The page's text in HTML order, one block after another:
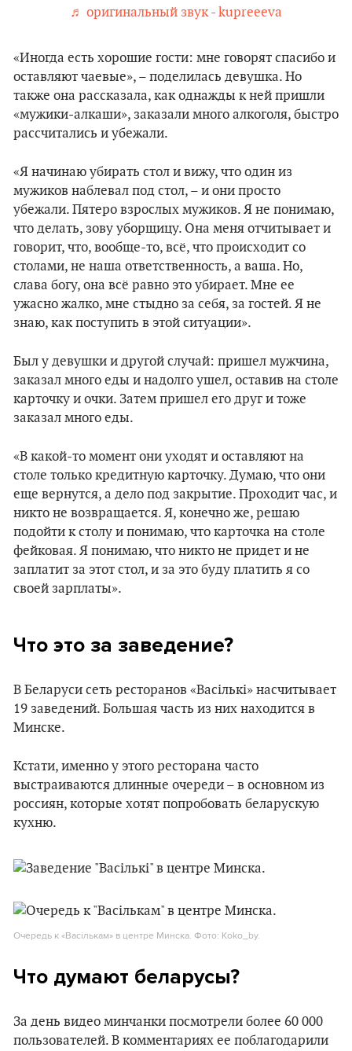
♬ оригинальный звук - kupreeeva
«Иногда есть хорошие гости: мне говорят спасибо и
оставляют чаевые», – поделилась девушка. Но
также она рассказала, как однажды к ней пришли
«мужики-алкаши», заказали много алкоголя, быстро
рассчитались и убежали.
«Я начинаю убирать стол и вижу, что один из
мужиков наблевал под стол, – и они просто
убежали. Пятеро взрослых мужиков. Я не понимаю,
что делать, зову уборщицу. Она меня отчитывает и
говорит, что, вообще-то, всё, что происходит со
столами, не наша ответственность, а ваша. Но,
слава богу, она всё равно это убирает. Мне ее
ужасно жалко, мне стыдно за себя, за гостей. Я не
знаю, как поступить в этой ситуации».
Был у девушки и другой случай: пришел мужчина,
заказал много еды и надолго ушел, оставив на столе
карточку и очки. Затем пришел его друг и тоже
заказал много еды.
«В какой-то момент они уходят и оставляют на
столе только кредитную карточку. Думаю, что они
еще вернутся, а дело под закрытие. Проходит час, и
никто не возвращается. Я, конечно же, решаю
подойти к столу и понимаю, что карточка на столе
фейковая. Я понимаю, что никто не придет и не
заплатит за этот стол, и за это буду платить я со
своей зарплаты».
Что это за заведение?
В Беларуси сеть ресторанов «Васількі» насчитывает
19 заведений. Большая часть из них находится в
Минске.
Кстати, именно у этого ресторана часто
выстраиваются длинные очереди – в основном из
россиян, которые хотят попробовать беларускую
кухню.
Очередь к «Васількам» в центре Минска. Фото: Koko_by.
Что думают беларусы?
За день видео минчанки посмотрели более 60 000
пользователей. В комментариях ее поблагодарили